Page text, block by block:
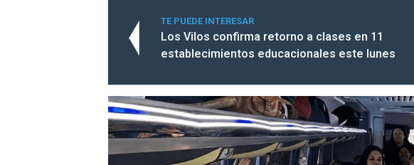
TE PUEDE INTERESAR
Los Vilos confirma retorno a clases en 11
establecimientos educacionales este lunes